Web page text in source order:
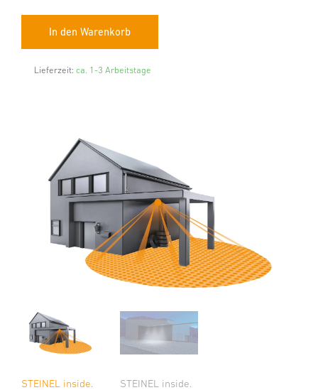
Lieferzeit: ca. 1-3 Arbeitstage
STEINEL inside.
STEINEL inside.